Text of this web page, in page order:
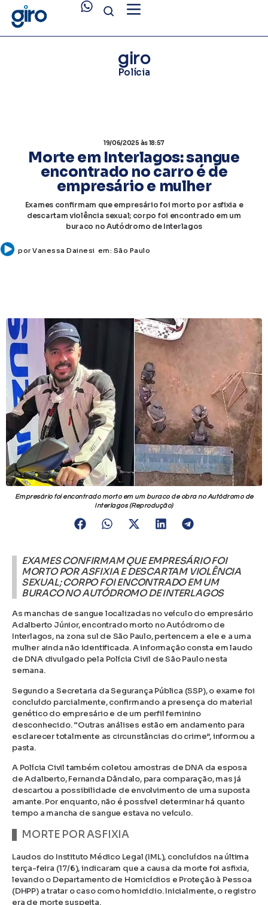
giro
Polícia
19/06/2025 às 18:57
Morte em Interlagos: sangue
encontrado no carro é de
empresário e mulher
Exames confirmam que empresário foi morto por asfixia e
descartam violência sexual; corpo foi encontrado em um
buraco no Autódromo de Interlagos
porVanessa Dainesi em: São Paulo
Empresário foi encontrado morto em um buraco de obra no Autódromo de
Interlagos (Reprodução)
EXAMES CONFIRMAM QUE EMPRESÁRIO FOI
MORTO POR ASFIXIA E DESCARTAM VIOLÊNCIA
SEXUAL; CORPO FOI ENCONTRADO EM UM
BURACO NO AUTÓDROMO DE INTERLAGOS
As manchas de sangue localizadas no veículo do empresário
Adalberto Júnior, encontrado morto no Autódromo de
Interlagos, na zona sul de São Paulo, pertencem a ele e a uma
mulher ainda não identificada. A informação consta em laudo
de DNA divulgado pela Polícia Civil de São Paulo nesta
semana.
Segundo a Secretaria da Segurança Pública (SSP), o exame foi
concluído parcialmente, confirmando a presença do material
genético do empresário e de um perfil feminino
desconhecido. “Outras análises estão em andamento para
esclarecer totalmente as circunstâncias do crime”, informou a
pasta.
A Polícia Civil também coletou amostras de DNA da esposa
de Adalberto, Fernanda Dândalo, para comparação, mas já
descartou a possibilidade de envolvimento de uma suposta
amante. Por enquanto, não é possível determinar há quanto
tempo a mancha de sangue estava no veículo.
MORTE POR ASFIXIA
Laudos do Instituto Médico Legal (IML), concluídos na última
terça-feira (17/6), indicaram que a causa da morte foi asfixia,
levando o Departamento de Homicídios e Proteção à Pessoa
(DHPP) a tratar o caso como homicídio. Inicialmente, o registro
era de morte suspeita.